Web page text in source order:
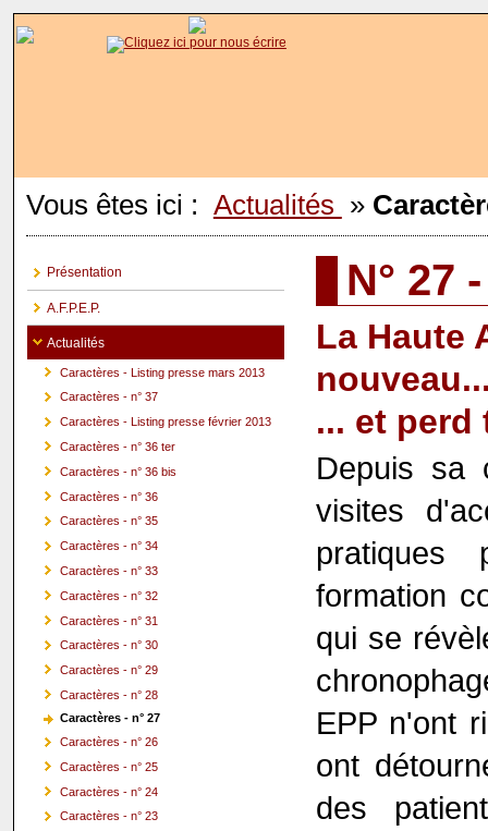
Vous êtes ici : Actualités »
Présentation
A.F.P.E.P.
Actualités
Caractères - Listing presse mars 2013
Caractères - n° 37
Caractères - Listing presse février 2013
Caractères - n° 36 ter
Caractères - n° 36 bis
Caractères - n° 36
Caractères - n° 35
Caractères - n° 34
Caractères - n° 33
Caractères - n° 32
Caractères - n° 31
Caractères - n° 30
Caractères - n° 29
Caractères - n° 28
Caractères - n° 27
Caractères - n° 26
Caractères - n° 25
Caractères - n° 24
Caractères - n° 23
N° 27
La Haute
... et
Depuis sa
visites
pratiques
formation
qui se
EPP n'ont
ont
des